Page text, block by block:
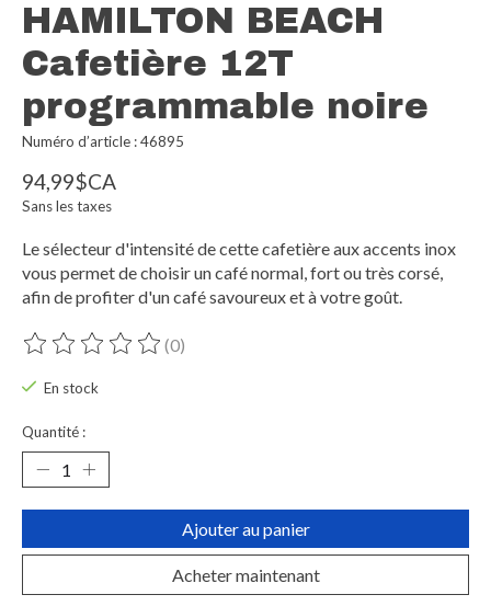
HAMILTON BEACH
Cafetière 12T
programmable noire
Numéro d’article : 46895
94,99$CA
Sans les taxes
Le sélecteur d'intensité de cette cafetière aux accents inox
vous permet de choisir un café normal, fort ou très corsé,
afin de profiter d'un café savoureux et à votre goût.
Ce produit est évalué à
(0)
En stock
Quantité :
Ajouter au panier
Acheter maintenant